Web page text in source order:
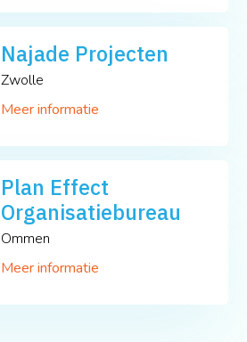
Najade Projecten
Zwolle
Meer informatie
Plan Effect
Organisatiebureau
Ommen
Meer informatie